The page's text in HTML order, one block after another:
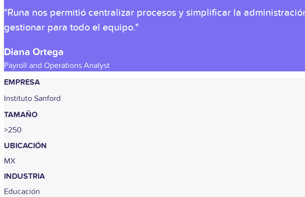
"Runa nos permitió centralizar procesos y simplificar la
gestionar para todo el equipo."
Diana Ortega
Payroll and Operations Analyst
EMPRESA
Instituto Sanford
TAMAÑO
>250
UBICACIÓN
MX
INDUSTRIA
Educación